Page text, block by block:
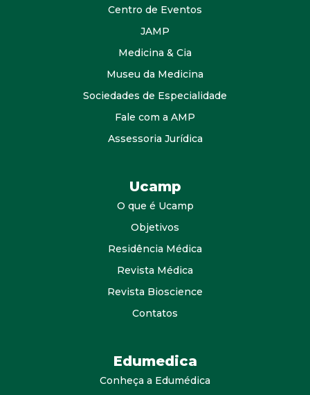
Centro de Eventos
JAMP
Medicina & Cia
Museu da Medicina
Sociedades de Especialidade
Fale com a AMP
Assessoria Jurídica
Ucamp
O que é Ucamp
Objetivos
Residência Médica
Revista Médica
Revista Bioscience
Contatos
Edumedica
Conheça a Edumédica